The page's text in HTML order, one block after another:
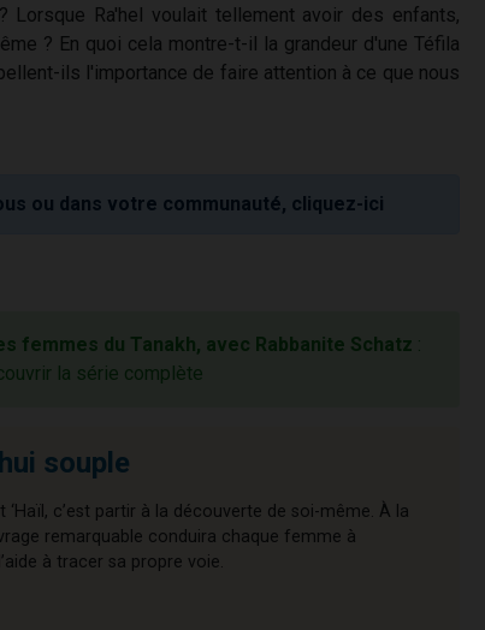
Lorsque Ra'hel voulait tellement avoir des enfants,
? En quoi cela montre-t-il la grandeur d'une Téfila
ils l'importance de faire attention à ce que nous
ou dans votre communauté, cliquez-ici
femmes du Tanakh, avec Rabbanite Schatz :
la série complète
souple
c’est partir à la découverte de soi-même. À la
remarquable conduira chaque femme à
à tracer sa propre voie.